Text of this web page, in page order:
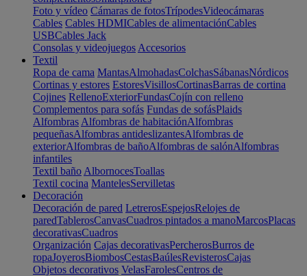
Foto y vídeo Cámaras de fotosTrípodesVideocámaras
Cables Cables HDMICables de alimentaciónCables
USBCables Jack
Consolas y videojuegos Accesorios
Textil
Ropa de cama MantasAlmohadasColchasSábanasNórdicos
Cortinas y estores EstoresVisillosCortinasBarras de cortina
Cojines RellenoExteriorFundasCojín con relleno
Complementos para sofás Fundas de sofásPlaids
Alfombras Alfombras de habitaciónAlfombras
pequeñasAlfombras antideslizantesAlfombras de
exteriorAlfombras de bañoAlfombras de salónAlfombras
infantiles
Textil baño AlbornocesToallas
Textil cocina MantelesServilletas
Decoración
Decoración de pared LetrerosEspejosRelojes de
paredTablerosCanvasCuadros pintados a manoMarcosPlacas
decorativasCuadros
Organización Cajas decorativasPercherosBurros de
ropaJoyerosBiombosCestasBaúlesRevisterosCajas
Objetos decorativos VelasFarolesCentros de